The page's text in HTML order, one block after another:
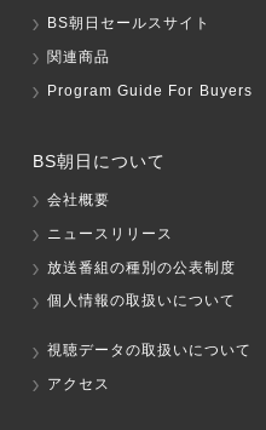
BS朝日セールスサイト
関連商品
Program Guide For Buyers
BS朝日について
会社概要
ニュースリリース
放送番組の種別の公表制度
個人情報の取扱いについて
視聴データの取扱いについて
アクセス